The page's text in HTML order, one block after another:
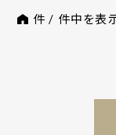
件 / 件中を表